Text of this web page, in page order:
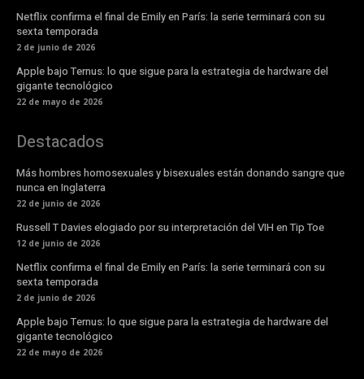
Netflix confirma el final de Emily en París: la serie terminará con su
sexta temporada
2 de junio de 2026
Apple bajo Ternus: lo que sigue para la estrategia de hardware del
gigante tecnológico
22 de mayo de 2026
Destacados
Más hombres homosexuales y bisexuales están donando sangre que
nunca en Inglaterra
22 de junio de 2026
Russell T Davies elogiado por su interpretación del VIH en Tip Toe
12 de junio de 2026
Netflix confirma el final de Emily en París: la serie terminará con su
sexta temporada
2 de junio de 2026
Apple bajo Ternus: lo que sigue para la estrategia de hardware del
gigante tecnológico
22 de mayo de 2026